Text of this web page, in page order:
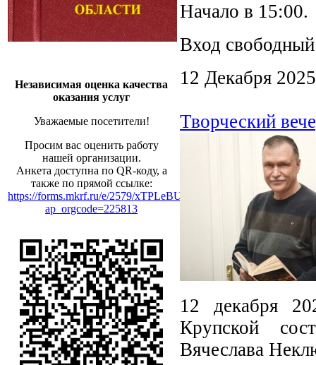
Независимая оценка качества
оказания услуг
Уважаемые посетители!
Просим вас оценить работу
нашей организации.
Анкета доступна по QR-коду, а
также по прямой ссылке:
https://forms.mkrf.ru/e/2579/xTPLeBU7/?
ap_orgcode=225813
Начало в 15:00.
Вход
12 Декабря 2025
Творческий
12 декабря
Крупской
Вячеслава